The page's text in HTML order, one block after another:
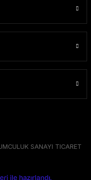
SANAYI TICARET
e-